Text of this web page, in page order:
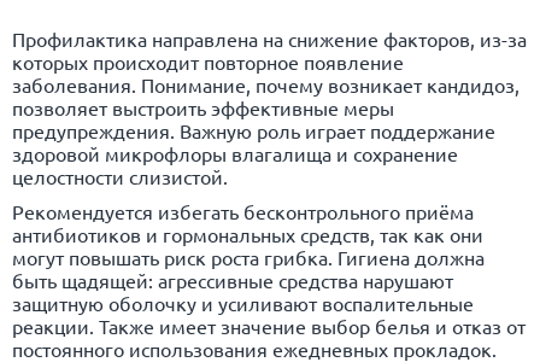
Профилактика направлена на снижение факторов, из-за
которых происходит повторное появление
заболевания. Понимание, почему возникает кандидоз,
позволяет выстроить эффективные меры
предупреждения. Важную роль играет поддержание
здоровой микрофлоры влагалища и сохранение
целостности слизистой.
Рекомендуется избегать бесконтрольного приёма
антибиотиков и гормональных средств, так как они
могут повышать риск роста грибка. Гигиена должна
быть щадящей: агрессивные средства нарушают
защитную оболочку и усиливают воспалительные
реакции. Также имеет значение выбор белья и отказ от
постоянного использования ежедневных прокладок.